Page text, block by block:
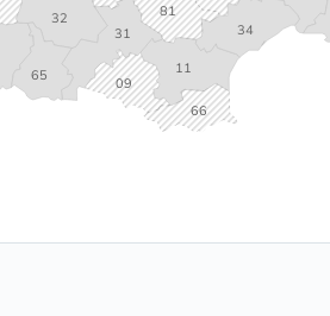
09
11
31
32
34
65
66
81